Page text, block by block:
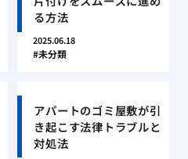
る方法
2025.06.18
未分類
アパートのゴミ屋敷が引
き起こす法律トラブルと
対処法